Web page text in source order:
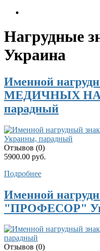
Нагрудные
Украина
Именной
МЕДИЧНЫХ
парадный
Отзывов (0)
5900.00 руб.
Подробнее
Именной
"ПРОФЕСОР"
Отзывов (0)